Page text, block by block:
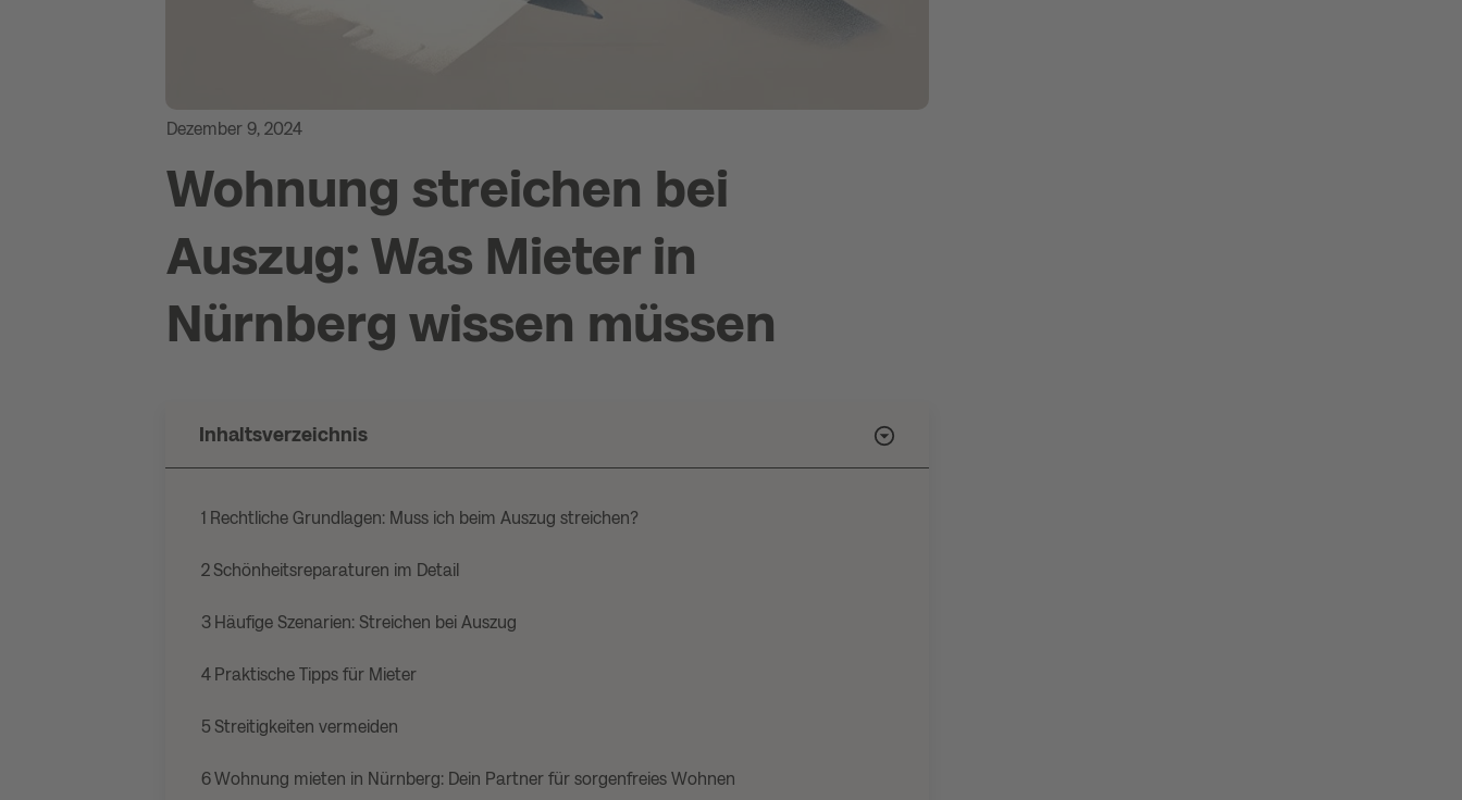
Dezember 9, 2024
Wohnung streichen bei
Auszug: Was Mieter in
Nürnberg wissen müssen
Inhaltsverzeichnis
1 Rechtliche Grundlagen: Muss ich beim Auszug streichen?
2 Schönheitsreparaturen im Detail
3 Häufige Szenarien: Streichen bei Auszug
4 Praktische Tipps für Mieter
5 Streitigkeiten vermeiden
6Wohnung mieten in Nürnberg: Dein Partner für sorgenfreies Wohnen